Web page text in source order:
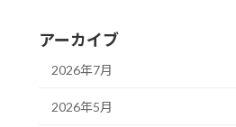
アーカイブ
2026年7月
2026年5月